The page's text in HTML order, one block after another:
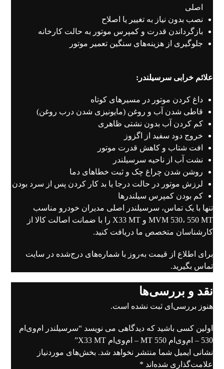
اصلی
نصب بدون نیاز به تغییر یا اصلاح
بازگرداندن قدرت و کمپرس موتور به حالت کارخانه
جلوگیری از هزینه‌های سنگین تعمیر موتور
علائم خرابی سرسیلندر:
داغ کردن موتور در مسیرهای کوتاه
قاطی شدن آب و روغن (مایونیزی شدن درب روغن)
کم کردن آب بدون نشتی ظاهری
خروج دود سفید از اگزوز
افت شتاب و کاهش قدرت موتور
نشت آب از ناحیه سرسیلندر
روشن شدن چراغ چک و ثبت خطاهای دما
لرزش موتور در حالت درجا یا بد کار کردن پس از سرد بودن
کم بودن کمپرس سیلندرها
تنها با یک تماس، سرسیلندر اصلی مدیران خودرو مناسب
MVM 530، 550 MT و X33 MT را با ضمانت اصالت کالا از
کارشناسان متخصص ما دریافت کنید.
برای اطلاع از قیمت به‌روز با شماره‌های درج‌شده در سایت
تماس بگیرید.
نقد و بررسی‌ها
هنوز بررسی‌ای ثبت نشده است.
اولین کسی باشید که دیدگاهی می نویسد “سرسیلندر ام‌وی‌ام
530 – ام‌وی‌ام 550 MT – ام‌وی‌ام X33 MT”
نشانی ایمیل شما منتشر نخواهد شد. بخش‌های موردنیاز
علامت‌گذاری شده‌اند *